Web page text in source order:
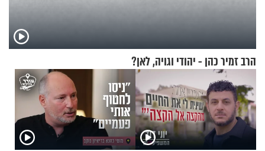
הרב זמיר כהן - יהודי וגויה, לאן?